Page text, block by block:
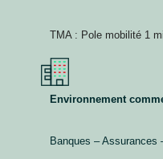
TMA : Pole mobilité 1
Environnement
Banques – Assurances